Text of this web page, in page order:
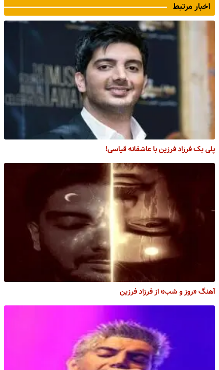
اخبار مرتبط
پلی بک فرزاد فرزین با عاشقانه قیاسی!
آهنگ «روز و شب» از فرزاد فرزین